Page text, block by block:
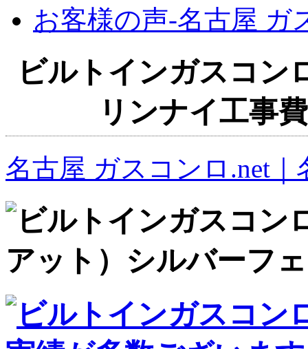
お客様の声‐名古屋 ガ
ビルトインガスコン
リンナイ工事
名古屋 ガスコンロ.net｜